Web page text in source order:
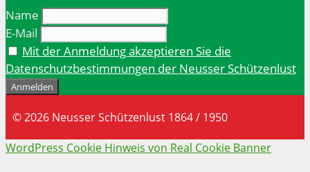
Name
E-Mail
Mit der Anmeldung akzeptieren Sie die
Datenschutzbestimmungen der Neusser Schützenlust
© 2026 Neusser Schützenlust 1864 / 1950
WordPress Cookie Hinweis von Real Cookie Banner